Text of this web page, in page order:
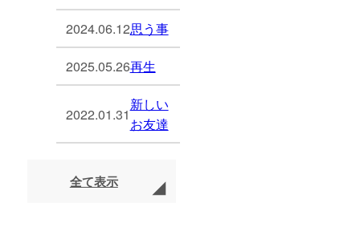
2024.06.12思う事
2025.05.26再生
2022.01.31
新しい
お友達
全て表示